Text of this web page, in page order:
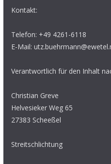
Kontakt:
Telefon: +49 4261-6118
E-Mail:
Verantwortlich für den Inhalt
Christian Greve
Helvesieker Weg 65
27383 Scheeßel
Streitschlichtung